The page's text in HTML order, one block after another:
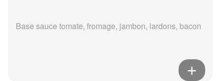
Base sauce tomate, fromage, jambon, lardons, bacon